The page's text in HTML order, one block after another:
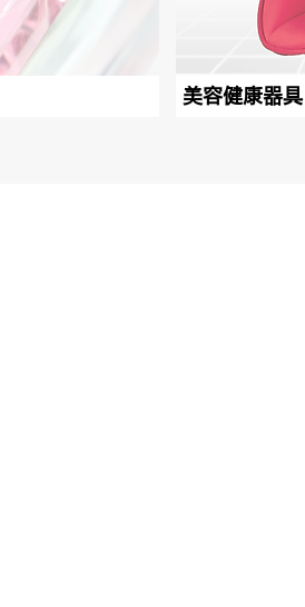
美容健康器具